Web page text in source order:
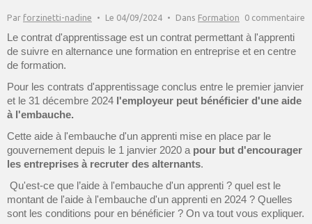
Par forzinetti-nadine Le 04/09/2024 Dans Formation 0 commentaire
Le contrat d'apprentissage est un contrat permettant à l'apprenti
de suivre en alternance une formation en entreprise et en centre
de formation.
Pour les contrats d'apprentissage conclus entre le premier janvier
et le 31 décembre 2024 l'employeur peut bénéficier d'une aide
à l'embauche.
Cette aide à l'embauche d'un apprenti mise en place par le
gouvernement depuis le 1 janvier 2020 a pour but d'encourager
les entreprises à recruter des alternants.
Qu'est-ce que l’aide à l'embauche d'un apprenti ? quel est le
montant de l'aide à l'embauche d'un apprenti en 2024 ? Quelles
sont les conditions pour en bénéficier ? On va tout vous expliquer.